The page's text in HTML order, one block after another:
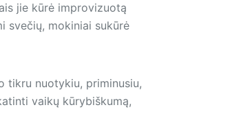
jie kūrė improvizuotą
svečių, mokiniai sukūrė
tikru nuotykiu, priminusiu,
vaikų kūrybiškumą,